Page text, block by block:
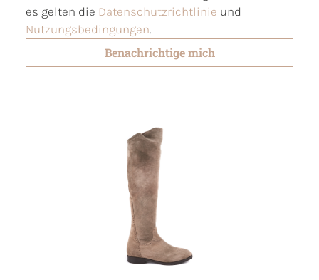
es gelten die Datenschutzrichtlinie und
Nutzungsbedingungen.
Benachrichtige mich